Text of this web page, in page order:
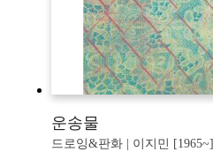
운송물
드로잉&판화 | 이지민 [1965~]